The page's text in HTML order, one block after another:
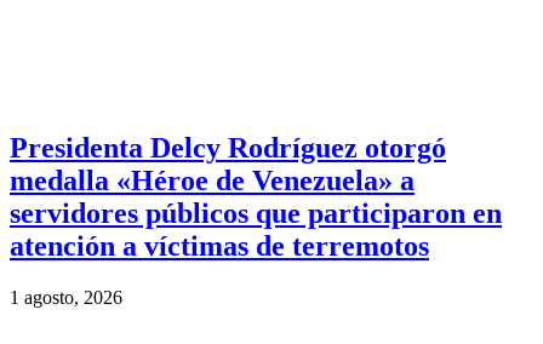
Presidenta Delcy Rodríguez otorgó
medalla «Héroe de Venezuela» a
servidores públicos que participaron en
atención a víctimas de terremotos
1 agosto, 2026